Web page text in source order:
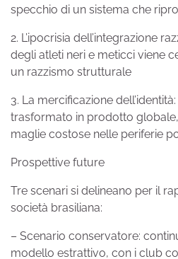
specchio di un sistema che
2. L’ipocrisia dell’integrazione
degli atleti neri e meticci viene
un razzismo strutturale
3. La mercificazione
trasformato in prodotto
maglie costose nelle periferie
Prospettive future
Tre scenari si delineano per il
società brasiliana:
– Scenario conservatore:
modello estrattivo, con i club